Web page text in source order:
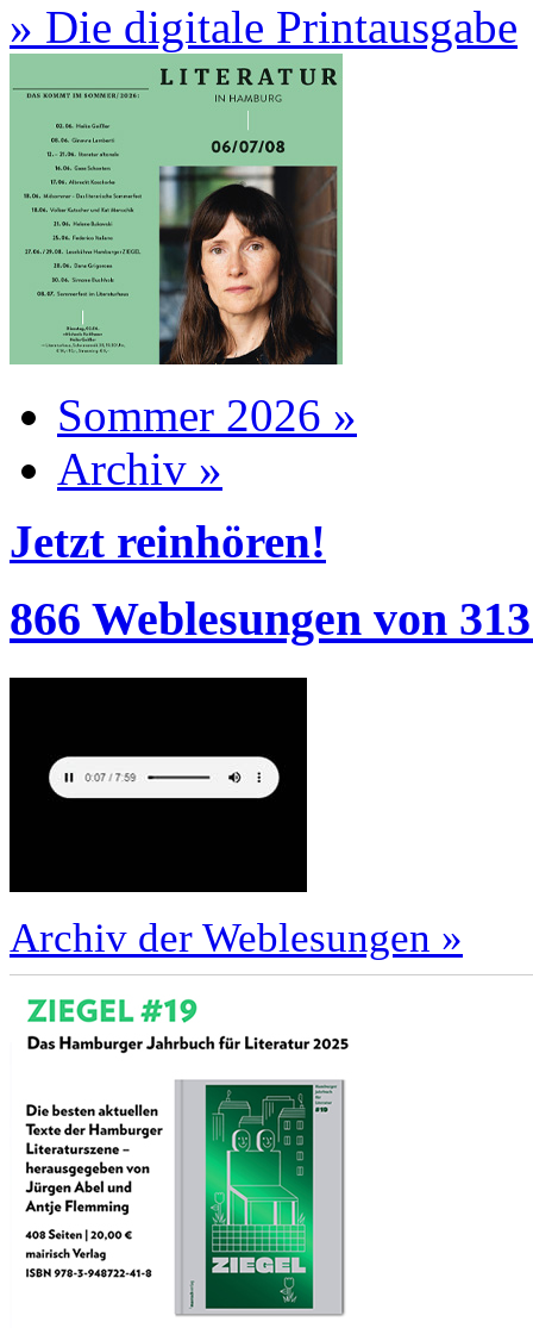
» Die digitale Printausgabe
Sommer 2026 »
Archiv »
Jetzt reinhören!
866 Weblesungen von
Archiv der Weblesungen »